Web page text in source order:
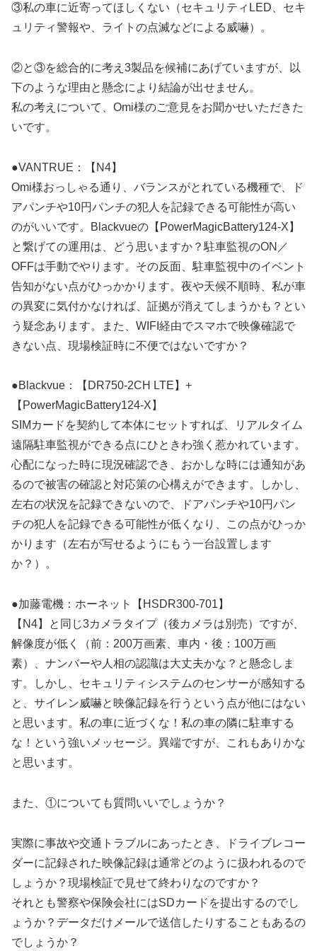
③私の車に近寄ってほしくない（セキュリティLED、セキ
ュリティ警報や、ライトの点滅などによる威嚇）。
②と③を総合的に考え3製品を候補にあげていますが、以
下のような理由と懸念により結論が出せません。
私の考えについて、Omi様のご意見をお聞かせいただきた
いです。
●VANTRUE：【N4】
Omi様おっしゃる通り、バランスがとれている機種で、ド
アパンチや10円パンチの犯人を記録できる可能性が高い
のがいいです。Blackvueの【PowerMagicBattery124-X】
と繋げての運用は、どう思いますか？駐車監視のON／
OFFは手動でやります。その反面、駐車監視中のイベント
告知がない点がひっかかります。夜や天候不順時、私が車
の異変に気付かなければ、証拠が消えてしまうかも？とい
う疑念あります。また、WIFI経由でスマホで映像確認で
きない点、現場検証時に不便ではないですか？
●Blackvue：【DR750-2CH LTE】+
【PowerMagicBattery124-X】
SIMカードを契約して本体にセットすれば、リアルタイム
遠隔駐車監視ができる点にひときわ強く惹かれています。
心配になった時に現況確認でき、おかしな時には通知があ
るので被害の確認と対応策の心構えができます。しかし、
左右の状況を記録できないので、ドアパンチや10円パン
チの犯人を記録できる可能性が低くなり、この点がひっか
かります（左右が写せるようにもう一台設置します
か？）。
●加藤電機：ホーネット【HSDR300-701】
【N4】と同じ3カメラタイプ（後カメラは別売）ですが、
解像度が低く（前：200万画素、車内・後：100万画
素）、ナンバーや人相の認識は大丈夫かな？と懸念しま
す。しかし、セキュリティシステムのセンサーが感知する
と、サイレン威嚇と映像記録を行うという点が他にはない
と思います。私の車に近づくな！私の車の隣に駐車する
な！という強いメッセージ。異端ですが、これもありかな
と思います。
また、①についても質問いいでしょうか？
実際に事故や交通トラブルにあったとき、ドライブレコー
ダーに記録された映像記録は通常どのように扱われるので
しょうか？現場検証で見せて終わりなのですか？
それとも警察や保険会社にはSDカードを提出するのでし
ょうか？データだけメールで送信したりすることもあるの
でしょうか？